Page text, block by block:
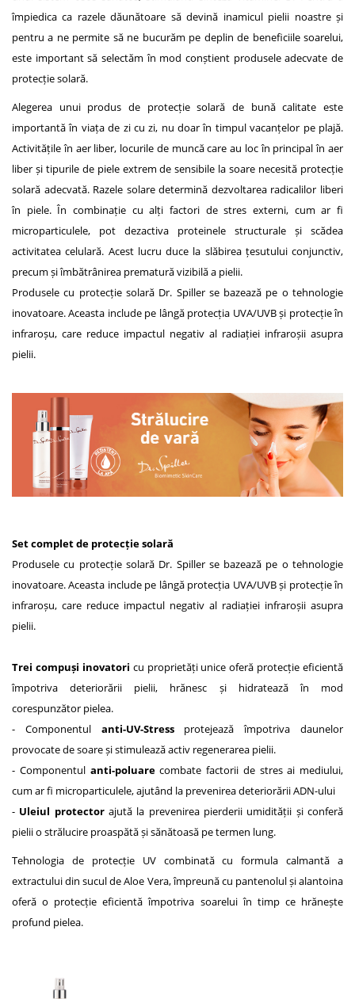
împiedica ca razele dăunătoare să devină inamicul pielii noastre și
pentru a ne permite să ne bucurăm pe deplin de beneficiile soarelui,
este important să selectăm în mod conștient produsele adecvate de
protecție solară.
Alegerea unui produs de protecție solară de bună calitate este
importantă în viața de zi cu zi, nu doar în timpul vacanțelor pe plajă.
Activitățile în aer liber, locurile de muncă care au loc în principal în aer
liber și tipurile de piele extrem de sensibile la soare necesită protecție
solară adecvată. Razele solare determină dezvoltarea radicalilor liberi
în piele. În combinație cu alți factori de stres externi, cum ar fi
microparticulele, pot dezactiva proteinele structurale și scădea
activitatea celulară. Acest lucru duce la slăbirea țesutului conjunctiv,
precum și îmbătrânirea prematură vizibilă a pielii.
Produsele cu protecție solară Dr. Spiller se bazează pe o tehnologie
inovatoare. Aceasta include pe lângă protecția UVA/UVB și protecție în
infraroșu, care reduce impactul negativ al radiației infraroșii asupra
pielii.
Set complet de protecție solară
Produsele cu protecție solară Dr. Spiller se bazează pe o tehnologie
inovatoare. Aceasta include pe lângă protecția UVA/UVB și protecție în
infraroșu, care reduce impactul negativ al radiației infraroșii asupra
pielii.
Trei compuși inovatori cu proprietăți unice oferă protecție eficientă
împotriva deteriorării pielii, hrănesc și hidratează în mod
corespunzător pielea.
- Componentul anti-UV-Stressprotejează împotriva daunelor
provocate de soare și stimulează activ regenerarea pielii.
- Componentul anti-poluarecombate factorii de stres ai mediului,
cum ar fi microparticulele, ajutând la prevenirea deteriorării ADN-ului
- Uleiul protectorajută la prevenirea pierderii umidității și conferă
pielii o strălucire proaspătă și sănătoasă pe termen lung.
Tehnologia de protecție UV combinată cu formula calmantă a
extractului din sucul de Aloe Vera, împreună cu pantenolul și alantoina
oferă o protecție eficientă împotriva soarelui în timp ce hrănește
profund pielea.